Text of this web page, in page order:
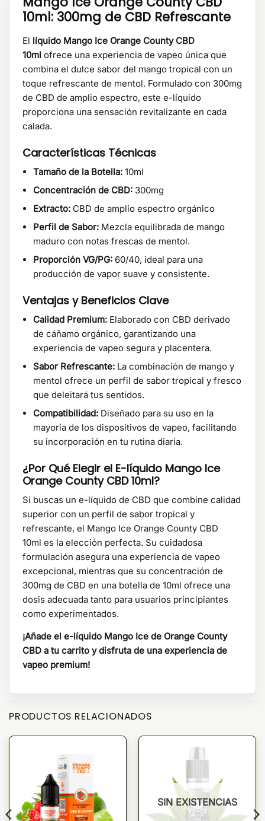
10ml: 300mg de CBD Refrescante
El líquido Mango Ice Orange County CBD
10ml ofrece una experiencia de vapeo única que
combina el dulce sabor del mango tropical con un
toque refrescante de mentol. Formulado con 300mg
de CBD de amplio espectro, este e-líquido
proporciona una sensación revitalizante en cada
calada.
Características Técnicas
Tamaño de la Botella: 10ml
Concentración de CBD: 300mg
Extracto: CBD de amplio espectro orgánico
Perfil de Sabor: Mezcla equilibrada de mango
maduro con notas frescas de mentol.
Proporción VG/PG: 60/40, ideal para una
producción de vapor suave y consistente.
Ventajas y Beneficios Clave
Calidad Premium: Elaborado con CBD derivado
de cáñamo orgánico, garantizando una
experiencia de vapeo segura y placentera.
Sabor Refrescante: La combinación de mango y
mentol ofrece un perfil de sabor tropical y fresco
que deleitará tus sentidos.
Compatibilidad: Diseñado para su uso en la
mayoría de los dispositivos de vapeo, facilitando
su incorporación en tu rutina diaria.
¿Por Qué Elegir el E-líquido Mango Ice
Orange County CBD 10ml?
Si buscas un e-líquido de CBD que combine calidad
superior con un perfil de sabor tropical y
refrescante, el Mango Ice Orange County CBD
10ml es la elección perfecta. Su cuidadosa
formulación asegura una experiencia de vapeo
excepcional, mientras que su concentración de
300mg de CBD en una botella de 10ml ofrece una
dosis adecuada tanto para usuarios principiantes
como experimentados.
¡Añade el e-líquido Mango Ice de Orange County
CBD a tu carrito y disfruta de una experiencia de
vapeo premium!
PRODUCTOS RELACIONADOS
SIN EXISTENCIAS